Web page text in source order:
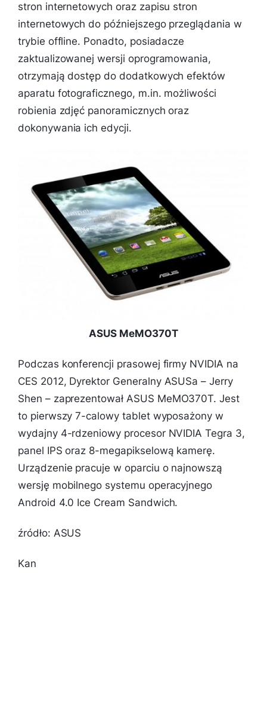
stron internetowych oraz zapisu stron
internetowych do późniejszego przeglądania w
trybie offline. Ponadto, posiadacze
zaktualizowanej wersji oprogramowania,
otrzymają dostęp do dodatkowych efektów
aparatu fotograficznego, m.in. możliwości
robienia zdjęć panoramicznych oraz
dokonywania ich edycji.
ASUS MeMO370T
Podczas konferencji prasowej firmy NVIDIA na
CES 2012, Dyrektor Generalny ASUSa – Jerry
Shen – zaprezentował ASUS MeMO370T. Jest
to pierwszy 7-calowy tablet wyposażony w
wydajny 4-rdzeniowy procesor NVIDIA Tegra 3,
panel IPS oraz 8-megapikselową kamerę.
Urządzenie pracuje w oparciu o najnowszą
wersję mobilnego systemu operacyjnego
Android 4.0 Ice Cream Sandwich.
źródło: ASUS
Kan